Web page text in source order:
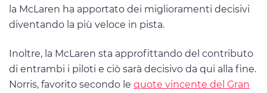
la McLaren ha apportato dei miglioramenti decisivi
diventando la più veloce in pista.
Inoltre, la McLaren sta approfittando del contributo
di entrambi i piloti e ciò sarà decisivo da qui alla fine.
Norris, favorito secondo le quote vincente del Gran